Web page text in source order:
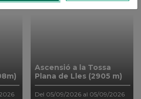
Ascensió a la Tossa
Plana de Lles (2905 m)
Del 05/09/2026 al 05/09/2026